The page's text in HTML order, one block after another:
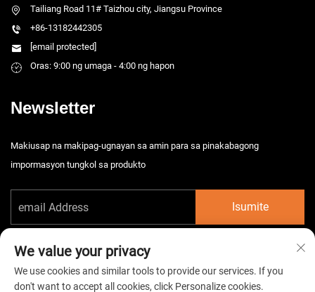
Tailiang Road 11# Taizhou city, Jiangsu Province
+86-13182442305
[email protected]
Oras: 9:00 ng umaga - 4:00 ng hapon
Newsletter
Makiusap na makipag-ugnayan sa amin para sa pinakabagong
impormasyon tungkol sa produkto
Isumite
We value your privacy
We use cookies and similar tools to provide our services. If you
don't want to accept all cookies, click Personalize cookies.